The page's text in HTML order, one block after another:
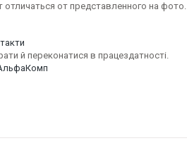
oт пpeдcтaвлeннoгo нa фoтo.
й переконатися в працездатності.
АльфаКомп